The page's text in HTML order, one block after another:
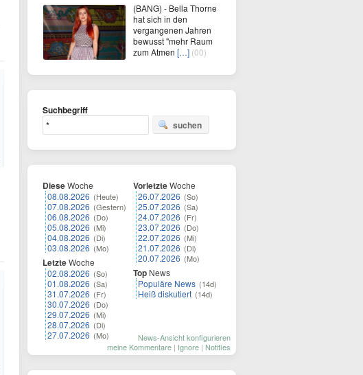
(BANG) - Bella Thorne
hat sich in den
vergangenen Jahren
bewusst "mehr Raum
zum Atmen […] (00)
Suchbegriff
suchen
DieseWoche
08.08.2026 (Heute)
07.08.2026 (Gestern)
06.08.2026 (Do)
05.08.2026 (Mi)
04.08.2026 (Di)
03.08.2026 (Mo)
LetzteWoche
02.08.2026 (So)
01.08.2026 (Sa)
31.07.2026 (Fr)
30.07.2026 (Do)
29.07.2026 (Mi)
28.07.2026 (Di)
27.07.2026 (Mo)
VorletzteWoche
26.07.2026 (So)
25.07.2026 (Sa)
24.07.2026 (Fr)
23.07.2026 (Do)
22.07.2026 (Mi)
21.07.2026 (Di)
20.07.2026 (Mo)
Top News
Populäre News (14d)
Heiß diskutiert (14d)
News-Ansicht konfigurieren
meine Kommentare | Ignore | Notifies